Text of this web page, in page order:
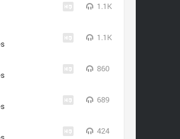
1.1K
1.1K
860
689
424